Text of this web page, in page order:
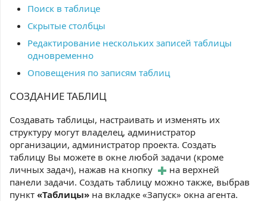
Поиск в таблице
Скрытые столбцы
Редактирование нескольких записей таблицы
одновременно
Оповещения по записям таблиц
СОЗДАНИЕ ТАБЛИЦ
Создавать таблицы, настраивать и изменять их
структуру могут владелец, администратор
организации, администратор проекта. Создать
таблицу Вы можете в окне любой задачи (кроме
личных задач), нажав на кнопку
на верхней
панели задачи. Создать таблицу можно также, выбрав
пункт «Таблицы» на вкладке «Запуск» окна агента.